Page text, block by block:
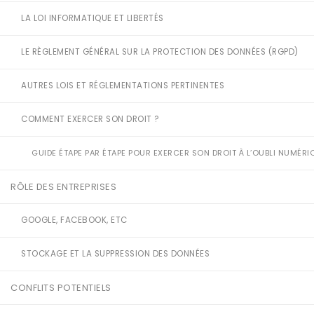
LA LOI INFORMATIQUE ET LIBERTÉS
LE RÈGLEMENT GÉNÉRAL SUR LA PROTECTION DES DONNÉES (RGPD)
AUTRES LOIS ET RÉGLEMENTATIONS PERTINENTES
COMMENT EXERCER SON DROIT ?
GUIDE ÉTAPE PAR ÉTAPE POUR EXERCER SON DROIT À L’OUBLI
RÔLE DES ENTREPRISES
GOOGLE, FACEBOOK, ETC
STOCKAGE ET LA SUPPRESSION DES DONNÉES
CONFLITS POTENTIELS